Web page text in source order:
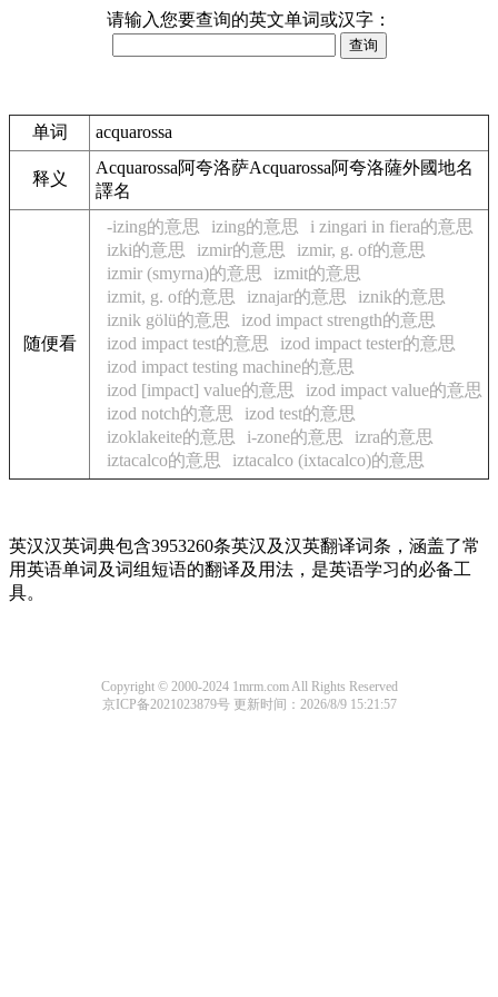
请输入您要查询的英文单词或汉字：
单词 acquarossa
释义
Acquarossa阿夸洛萨Acquarossa阿夸洛薩外國地名
譯名
随便看
-izing的意思 izing的意思
i zingari in fiera的意思
izki的意思
izmir的意思
izmir, g. of的意思
izmir (smyrna)的意思
izmit的意思
izmit, g. of的意思
iznajar的意思
iznik的意思
iznik gölü的意思
izod impact strength的意思
izod impact test的意思
izod impact tester的意思
izod impact testing machine的意思
izod [impact] value的意思
izod impact value的意思
izod notch的意思
izod test的意思
izoklakeite的意思
i-zone的意思
izra的意思
iztacalco的意思
iztacalco (ixtacalco)的意思
英汉汉英词典包含3953260条英汉及汉英翻译词条，涵盖了常
用英语单词及词组短语的翻译及用法，是英语学习的必备工
具。
Copyright © 2000-2024 1mrm.com All Rights Reserved
京ICP备2021023879号 更新时间：2026/8/9 15:21:57